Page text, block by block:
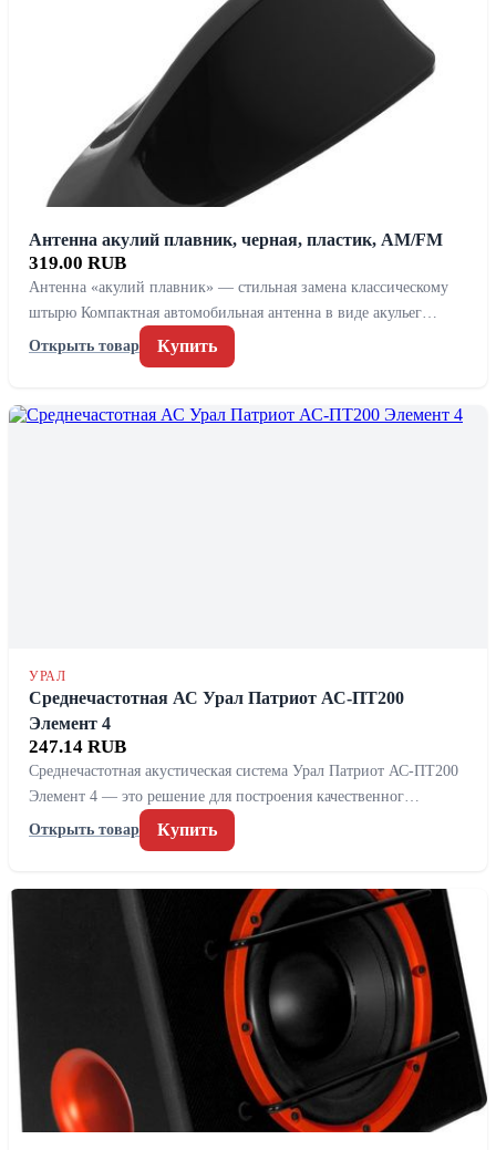
Антенна акулий плавник, черная, пластик, AM/FM
319.00 RUB
Антенна «акулий плавник» — стильная замена классическому
штырю Компактная автомобильная антенна в виде акульег…
Открыть товар
Купить
УРАЛ
Среднечастотная АС Урал Патриот АС-ПТ200
Элемент 4
247.14 RUB
Среднечастотная акустическая система Урал Патриот АС-ПТ200
Элемент 4 — это решение для построения качественног…
Открыть товар
Купить